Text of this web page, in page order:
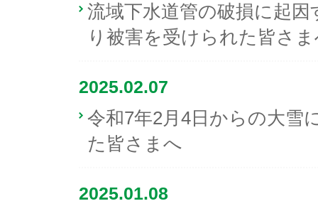
流域下水道管の破損に起
り被害を受けられた皆さ
2025.02.07
令和7年2月4日からの大雪
た皆さまへ
2025.01.08